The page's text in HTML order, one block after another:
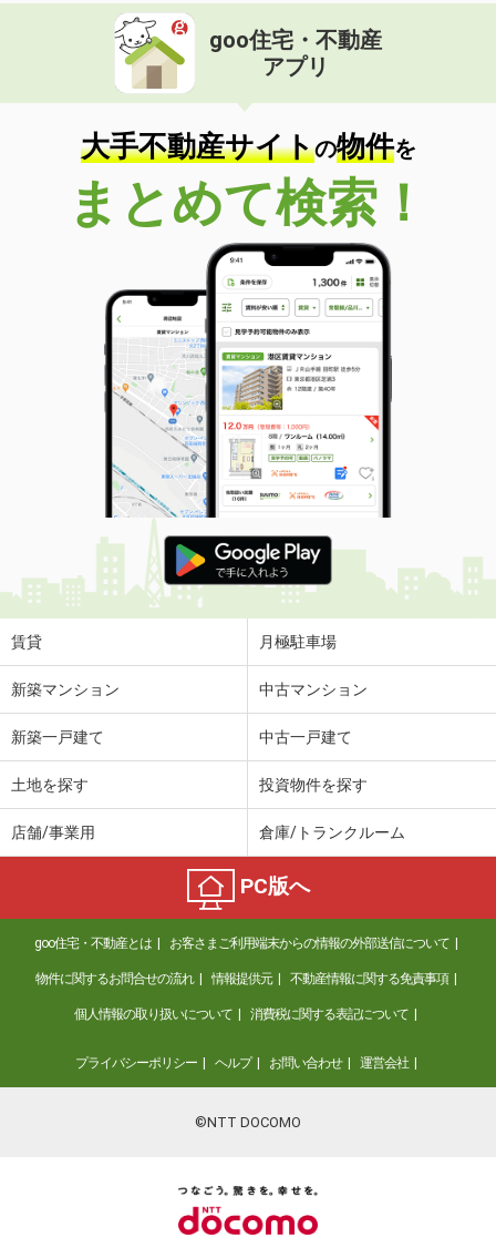
goo住宅・不動産
アプリ
大手不動産サイトの物件を
まとめて検索！
賃貸 月極駐車場
新築マンション 中古マンション
新築一戸建て 中古一戸建て
土地を探す 投資物件を探す
店舗/事業用 倉庫/トランクルーム
PC版へ
goo住宅・不動産とは お客さまご利用端末からの情報の外部送信について
物件に関するお問合せの流れ 情報提供元 不動産情報に関する免責事項
個人情報の取り扱いについて 消費税に関する表記について
プライバシーポリシー ヘルプ お問い合わせ 運営会社
©NTT DOCOMO